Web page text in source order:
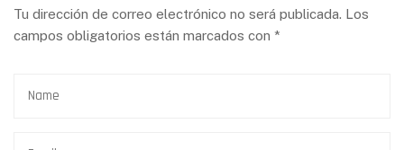
Tu dirección de correo electrónico no será publicada. Los
campos obligatorios están marcados con *